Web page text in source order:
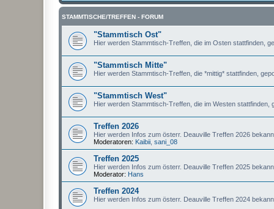
STAMMTISCHE/TREFFEN - FORUM
"Stammtisch Ost"
Hier werden Stammtisch-Treffen, die im Osten stattfinden,
"Stammtisch Mitte"
Hier werden Stammtisch-Treffen, die *mittig* stattfinden,
"Stammtisch West"
Hier werden Stammtisch-Treffen, die im Westen stattfinden,
Treffen 2026
Hier werden Infos zum österr. Deauville Treffen 2026
Moderatoren: Kaibii sani_08
Treffen 2025
Hier werden Infos zum österr. Deauville Treffen 2025
Moderator: Hans
Treffen 2024
Hier werden Infos zum österr. Deauville Treffen 2024